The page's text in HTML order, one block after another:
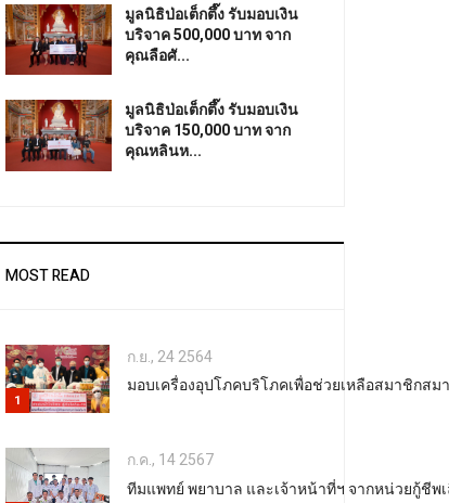
มูลนิธิป่อเต็กตึ๊ง รับมอบเงิน
บริจาค 500,000 บาท จาก
คุณลือศั...
มูลนิธิป่อเต็กตึ๊ง รับมอบเงิน
บริจาค 150,000 บาท จาก
คุณหลินห...
MOST READ
1
ก.ย., 24 2564
มอบเครื่องอุปโภคบริโภคเพื่อช่วยเหลือสมาชิกส
ก.ค., 14 2567
ทีมแพทย์ พยาบาล และเจ้าหน้าที่ฯ จากหน่วยกู้ชี